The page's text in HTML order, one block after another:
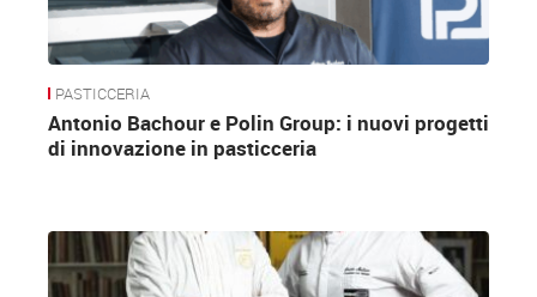
PASTICCERIA
Antonio Bachour e Polin Group: i nuovi progetti
di innovazione in pasticceria